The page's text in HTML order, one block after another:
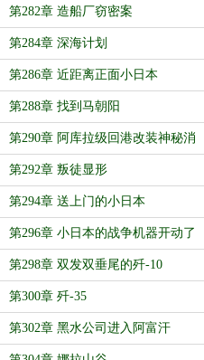
第282章 造船厂窃密案
第284章 深海计划
第286章 近距离正面小日本
第288章 找到马朝阳
第290章 阿库拉级回港改装神秘消
声瓦
第292章 叛徒显形
第294章 送上门的小日本
第296章 小日本的战争机器开动了
第298章 双发双垂尾的歼-10
第300章 歼-35
第302章 黑水公司进入阿富汗